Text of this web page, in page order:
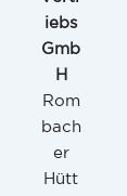
iebs
Gmb
H
Rom
bach
er
Hütt